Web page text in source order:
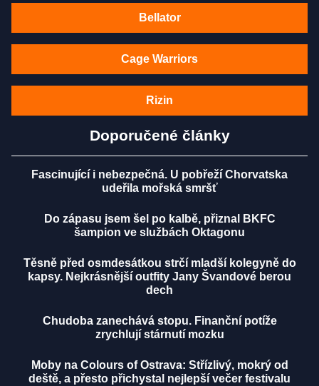
Bellator
Cage Warriors
Rizin
Doporučené články
Fascinující i nebezpečná. U pobřeží Chorvatska
udeřila mořská smršť
Do zápasu jsem šel po kalbě, přiznal BKFC
šampion ve službách Oktagonu
Těsně před osmdesátkou strčí mladší kolegyně do
kapsy. Nejkrásnější outfity Jany Švandové berou
dech
Chudoba zanechává stopu. Finanční potíže
zrychlují stárnutí mozku
Moby na Colours of Ostrava: Střízlivý, mokrý od
deště, a přesto přichystal nejlepší večer festivalu